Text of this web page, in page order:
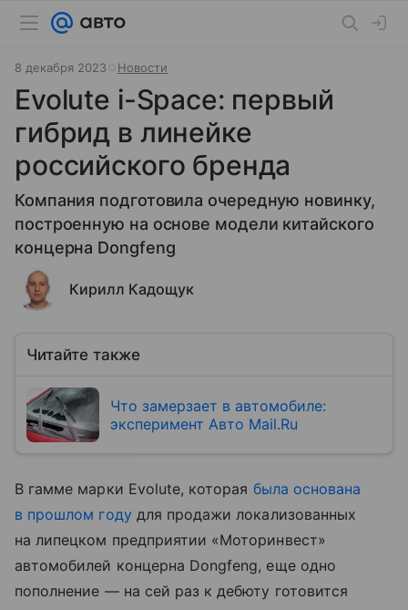
8 декабря 2023 Новости
Evolute i-Space: первый
гибрид в линейке
российского бренда
Компания подготовила очередную новинку,
построенную на основе модели китайского
концерна Dongfeng
Кирилл Кадощук
Читайте также
Что замерзает в автомобиле:
эксперимент Авто Mail.Ru
В гамме марки Evolute, которая была основана
в прошлом году для продажи локализованных
на липецком предприятии «Моторинвест»
автомобилей концерна Dongfeng, еще одно
пополнение — на сей раз к дебюту готовится